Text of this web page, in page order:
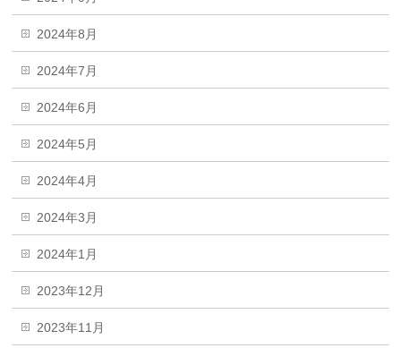
2024年8月
2024年7月
2024年6月
2024年5月
2024年4月
2024年3月
2024年1月
2023年12月
2023年11月